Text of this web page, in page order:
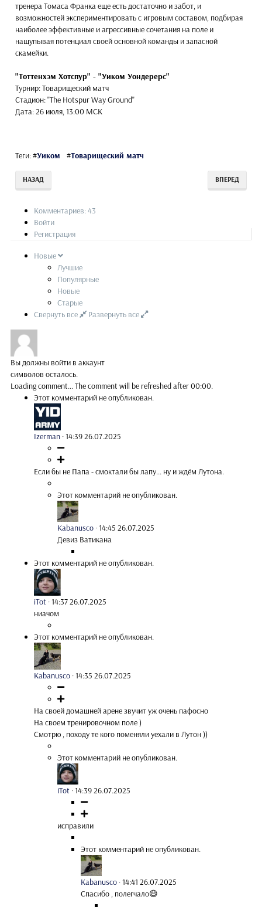
тренера Томаса Франка еще есть достаточно и забот, и
возможностей экспериментировать с игровым составом, подбирая
наиболее эффективные и агрессивные сочетания на поле и
нащупывая потенциал своей основной команды и запасной
скамейки.
"Тоттенхэм Хотспур" - "Уиком Уондерерс"
Турнир: Товарищеский матч
Стадион: "The Hotspur Way Ground"
Дата: 26 июля, 13:00 МСК
Теги:#Уиком #Товарищеский матч
НАЗАД ВПЕРЕД
Комментариев: 43
Войти
Регистрация
Новые
Лучшие
Популярные
Новые
Старые
Свернуть все
Развернуть все
Вы должны войти в аккаунт
символов осталось.
Loading comment...The comment will be refreshed after00:00.
Этот комментарий не опубликован.
Izerman ·14:39 26.07.2025
Если бы не Папа - смоктали бы лапу... ну и ждём Лутона.
Этот комментарий не опубликован.
Kabanusco ·14:45 26.07.2025
Девиз Ватикана
Этот комментарий не опубликован.
iTot ·14:37 26.07.2025
ниачом
Этот комментарий не опубликован.
Kabanusco ·14:35 26.07.2025
На своей домашней арене звучит уж очень пафосно
На своем тренировочном поле )
Смотрю , походу те кого поменяли уехали в Лутон ))
Этот комментарий не опубликован.
iTot ·14:39 26.07.2025
исправили
Этот комментарий не опубликован.
Kabanusco ·14:41 26.07.2025
Спасибо , полегчало😄